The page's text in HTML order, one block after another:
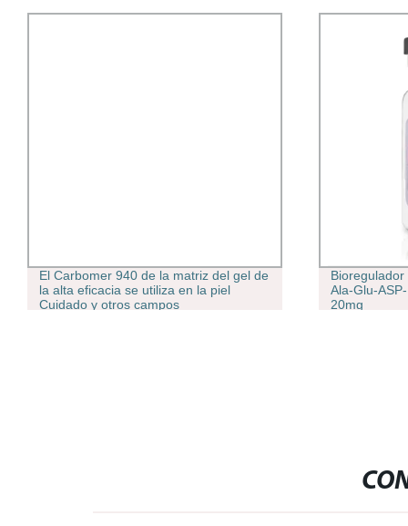
El Carbomer 940 de la matriz del gel de
la alta eficacia se utiliza en la piel
Cuidado y otros campos
Ala-Glu-
20mg